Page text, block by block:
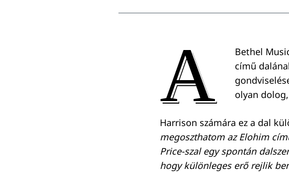
A
Bethel
című
olyan
Harrison számára ez a dal
megoszthatom az Elohim
Price-szal egy spontán
hogy különleges erő rejlik